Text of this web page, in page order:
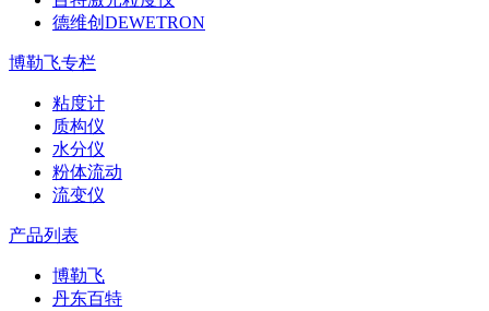
德维创DEWETRON
博勒飞专栏
粘度计
质构仪
水分仪
粉体流动
流变仪
产品列表
博勒飞
丹东百特